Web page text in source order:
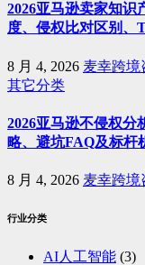
2026亚马逊卖家知识
度、侵权比对区别、
8 月 4, 2026 麦幸跨境
其它分类
2026亚马逊不侵权分
略、避坑FAQ及标杆
8 月 4, 2026 麦幸跨境
行业分类
AI人工智能 (3)